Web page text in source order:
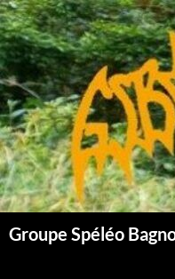
Aller
au
contenu
Groupe Spéléo